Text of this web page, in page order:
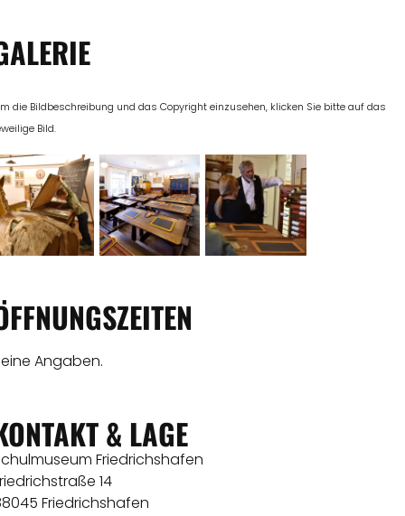
die Bildbeschreibung und das Copyright einzusehen, klicken Sie bitte auf das
Bild.
Angaben.
& LAGE
Friedrichshafen
14
Friedrichshafen